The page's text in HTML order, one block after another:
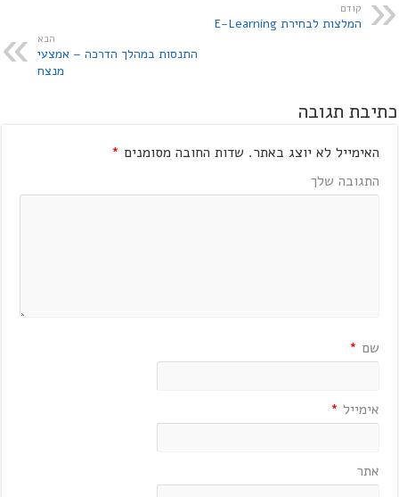
קודם
המלצות לבחירת E-Learning
הבא
התנסות במהלך הדרכה – אמצעי
מנצח
כתיבת תגובה
האימייל לא יוצג באתר. שדות החובה מסומנים *
התגובה שלך
שם *
אימייל *
אתר